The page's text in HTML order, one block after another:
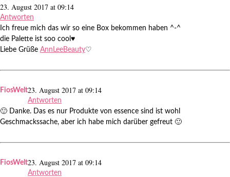
23. August 2017 at 09:14
Antworten
Ich freue mich das wir so eine Box bekommen haben ^-^
die Palette ist soo cool♥
Liebe Grüße AnnLeeBeauty♡
FiosWelt23. August 2017 at 09:14
Antworten
🙂 Danke. Das es nur Produkte von essence sind ist wohl
Geschmackssache, aber ich habe mich darüber gefreut 🙂
FiosWelt23. August 2017 at 09:14
Antworten